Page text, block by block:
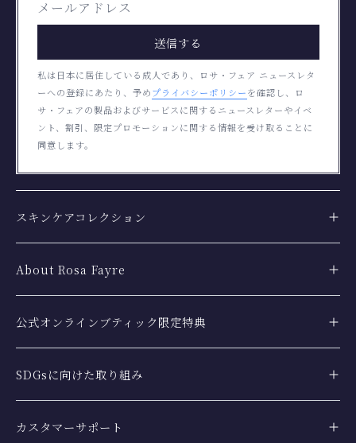
送信する
私は日本に居住している成人であり、ロサ・フェア ニュースレタ
ーへの登録にあたり、予めプライバシーポリシーを確認し、ロ
サ・フェアの製品およびサービスに関するニュースレターやイベ
ント、割引、限定プロモーションに関する情報を受け取ることに
同意します。
スキンケアコレクション
About Rosa Fayre
公式オンラインブティック限定特典
SDGsに向けた取り組み
カスタマーサポート